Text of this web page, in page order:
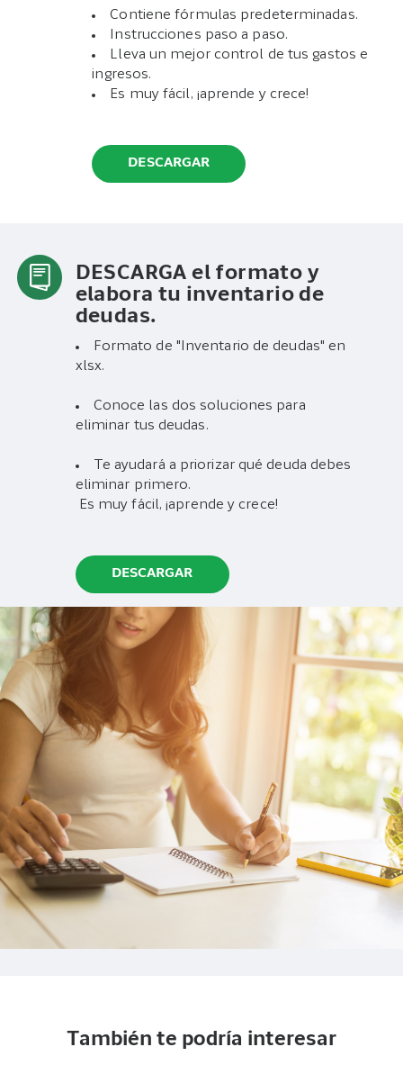
Contiene fórmulas predeterminadas.
Instrucciones paso a paso.
Lleva un mejor control de tus gastos e
ingresos.
Es muy fácil, ¡aprende y crece!
DESCARGAR
DESCARGA el formato y
elabora tu inventario de
deudas.
Formato de "Inventario de deudas" en
xlsx.
Conoce las dos soluciones para
eliminar tus deudas.
Te ayudará a priorizar qué deuda debes
eliminar primero.
Es muy fácil, ¡aprende y crece!
DESCARGAR
También te podría interesar